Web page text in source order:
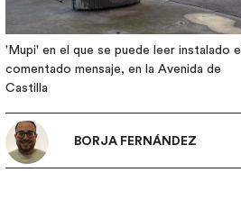
'Mupi' en el que se puede leer instalado el
comentado mensaje, en la Avenida de
Castilla
BORJA FERNÁNDEZ